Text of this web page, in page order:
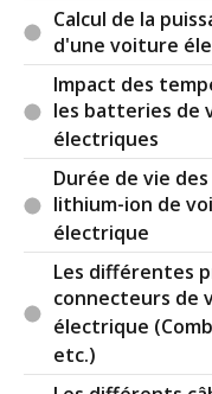
Bien à vous
ParRay
accord total
qu'il n'enfonce
- de plus en
catastrophique,
et jusqu'aux
professionnels"
- la langue
s'absentent ou
s'entrechoquent.
- des termes
ou inversement
espèce" que
Calcul de la
d'une voiture
Impact des
les batteries de
électriques
Durée de vie
lithium-ion de
électrique
Les différentes
connecteurs de
électrique
etc.)